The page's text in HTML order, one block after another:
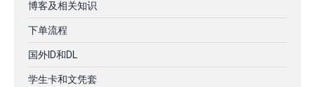
博客及相关知识
下单流程
国外ID和DL
学生卡和文凭套